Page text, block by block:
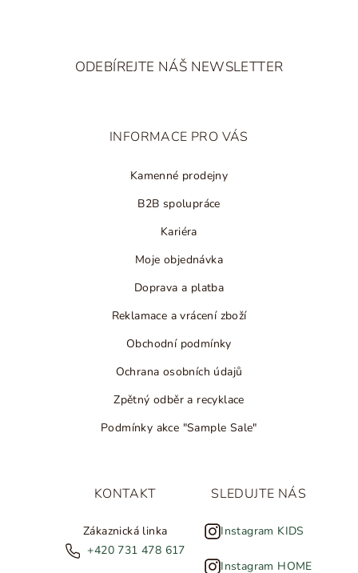
ODEBÍREJTE NÁŠ NEWSLETTER
INFORMACE PRO VÁS
Kamenné prodejny
B2B spolupráce
Kariéra
Moje objednávka
Doprava a platba
Reklamace a vrácení zboží
Obchodní podmínky
Ochrana osobních údajů
Zpětný odběr a recyklace
Podmínky akce "Sample Sale"
KONTAKT
Zákaznická linka
+420 731 478 617
SLEDUJTE NÁS
Instagram KIDS
Instagram HOME